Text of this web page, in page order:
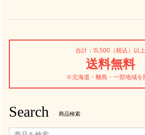
合計：\5,500（税込）以上
送料無料
※北海道・離島・一部地域を
Search 商品検索